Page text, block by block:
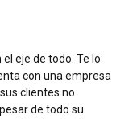
eje de todo. Te lo
con una empresa
clientes no
de todo su